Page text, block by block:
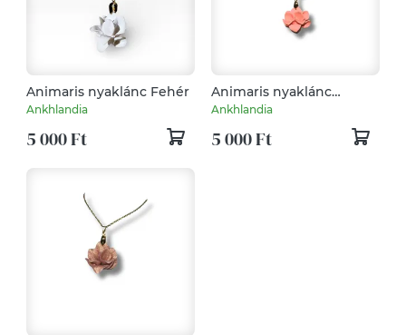
Animaris nyaklánc Fehér
Ankhlandia
5 000 Ft
Animaris nyaklánc
Grapefruit
Ankhlandia
5 000 Ft